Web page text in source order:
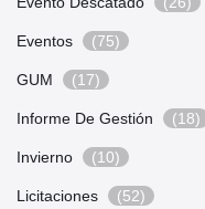
Eventos (75)
GUM (17)
Informe De Gestión (18)
Invierno (10)
Licitaciones (52)